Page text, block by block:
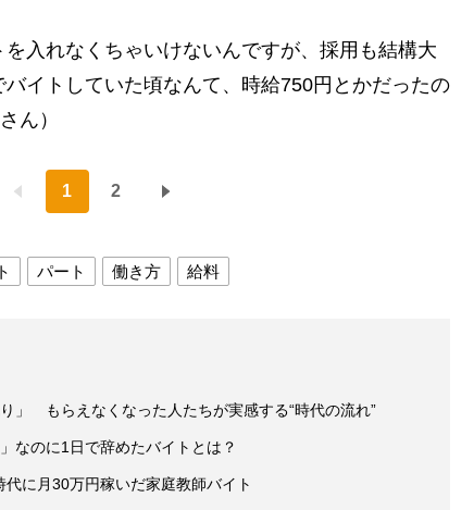
入れなくちゃいけないんですが、採用も結構大
イトしていた頃なんて、時給750円とかだったの
ん）
1 2
パート 働き方 給料
」 もらえなくなった人たちが実感する“時代の流れ”
なのに1日で辞めたバイトとは？
に月30万円稼いだ家庭教師バイト